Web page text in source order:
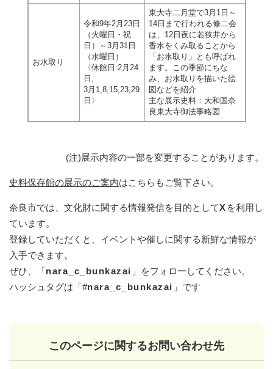
お水取り
令和9年2月23日
（火曜日・祝
日）～3月31日
（水曜日）
〈休館日:2月24
日,
3月1,8,15,23,29
日〉
東大寺二月堂で3月1日～
14日まで行われる修二会
は、12日夜に若狭井から
香水をくみ取ることから
「お水取り」とも呼ばれ
ます。この季節にちな
み、お水取りを描いた絵
図などを紹介
主な展示史料：大和国奈
良東大寺御法事略図
(注)展示内容の一部を変更することがあります。
史料保存館の展示のご案内はこちらもご覧下さい。
奈良市では、文化財に関する情報発信を目的としてX を利用し
ています。
登録していただくと、イベントや催しに関する新鮮な情報が
入手できます。
ぜひ、「nara_c_bunkazai 」をフォローしてください。
ハッシュタグは「#nara_c_bunkazai 」です
このページに関するお問い合わせ先